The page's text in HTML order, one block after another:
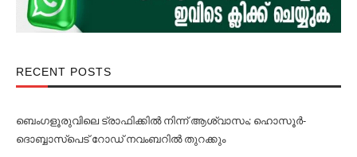
RECENT POSTS
ബെംഗളൂരുവിലെ ട്രാഫിക്കില്‍ നിന്ന് ആശ്വാസം; ഹൊസൂര്‍-
ദൊബ്ബാസ്പെട് റോഡ് നവംബറില്‍ തുറക്കും